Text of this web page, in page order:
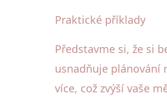
Praktické příklady
Představme si, že si
usnadňuje plánování
více, což zvýší vaše